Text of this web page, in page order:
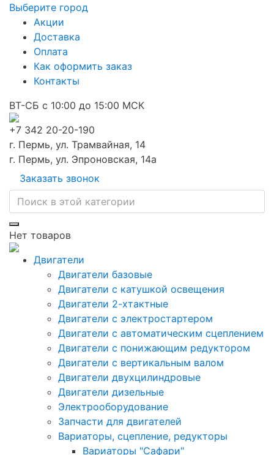
Выберите город
Акции
Доставка
Оплата
Как оформить заказ
Контакты
ВТ-СБ с 10:00 до 15:00 МСК
+7 342 20-20-190
г. Пермь, ул. Трамвайная, 14
г. Пермь, ул. Эпроновская, 14а
Заказать звонок
Нет товаров
Двигатели
Двигатели базовые
Двигатели с катушкой освещения
Двигатели 2-хтактные
Двигатели с электростартером
Двигатели с автоматическим сцеплением
Двигатели с понижающим редуктором
Двигатели с вертикальным валом
Двигатели двухцилиндровые
Двигатели дизельные
Электрооборудование
Запчасти для двигателей
Вариаторы, сцепление, редукторы
Вариаторы "Сафари"